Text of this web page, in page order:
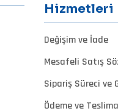
Hizmetleri
Değişim ve İade
Mesafeli Satış
Sipariş Süreci ve
Ödeme ve